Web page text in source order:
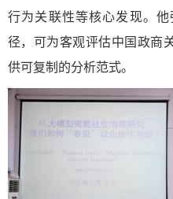
行为关联性等核心发现。
径，可为客观评估中国政商
供可复制的分析范式。